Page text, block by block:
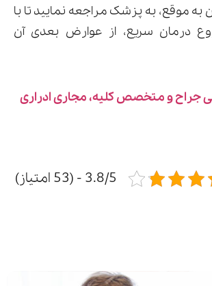
موقع، به پزشک مراجعه نمایید تا با
درمان سریع، از عوارض بعدی آن
جراح و متخصص کلیه، مجاری ادراری
3.8/5 - (53 امتیاز)